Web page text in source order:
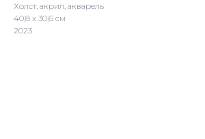
Холст, акрил, акварель
40,8 x 30,6 см
2023